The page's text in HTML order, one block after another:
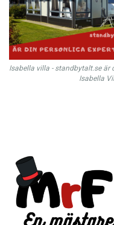
Isabella villa - standbytalt.se är
Isabella